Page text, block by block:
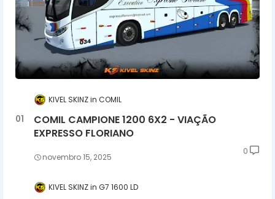
KIVEL SKINZ COMIL
COMIL CAMPIONE 1200 6X2 - VIAÇÃO
EXPRESSO FLORIANO
novembro 15, 2025
0
KIVEL SKINZ G7 1600 LD